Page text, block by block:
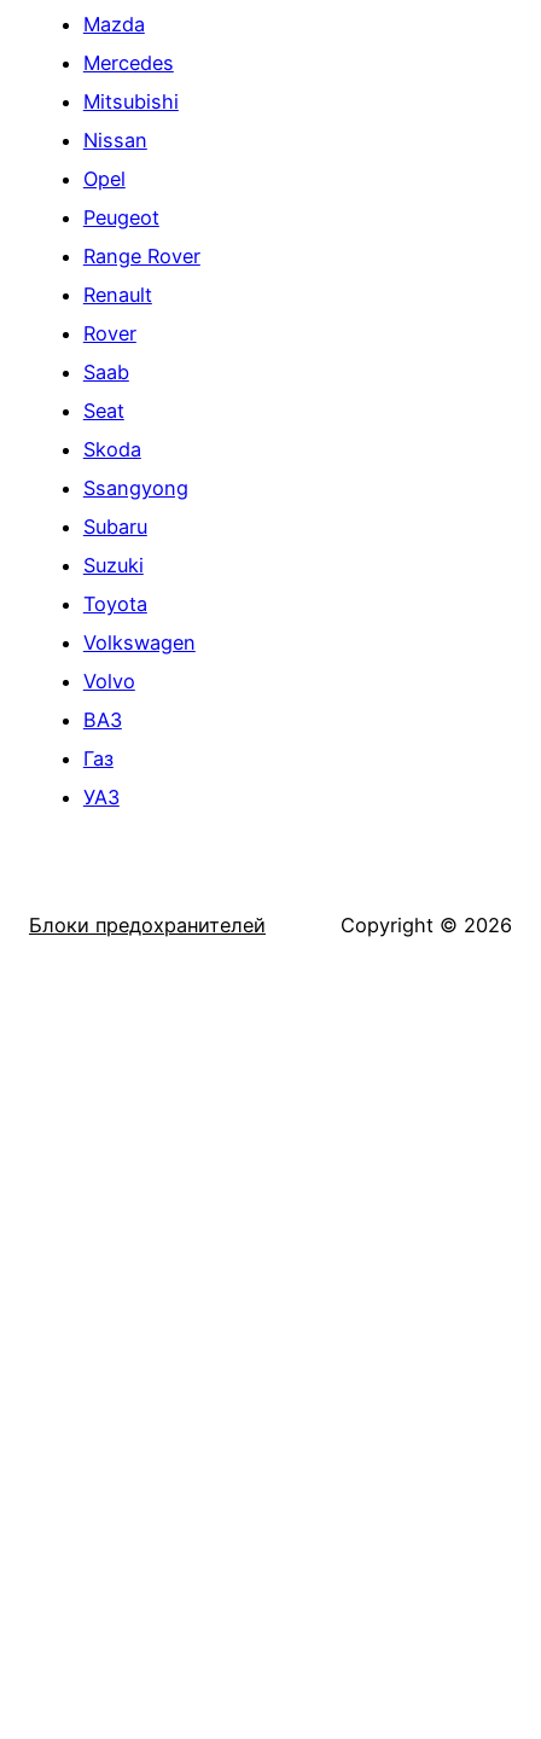
Mazda
Mercedes
Mitsubishi
Nissan
Opel
Peugeot
Range Rover
Renault
Rover
Saab
Seat
Skoda
Ssangyong
Subaru
Suzuki
Toyota
Volkswagen
Volvo
ВАЗ
Газ
УАЗ
Блоки предохранителей Copyright © 2026